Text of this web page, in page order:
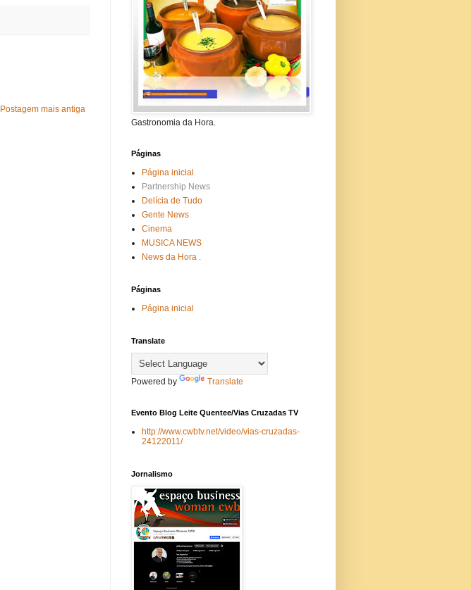
Postagem mais antiga
Gastronomia da Hora.
Páginas
Página inicial
Partnership News
Delícia de Tudo
Gente News
Cinema
MUSICA NEWS
News da Hora .
Páginas
Página inicial
Translate
Powered by Translate
Evento Blog Leite Quentee/Vias Cruzadas TV
http://www.cwbtv.net/video/vias-cruzadas-
24122011/
Jornalismo